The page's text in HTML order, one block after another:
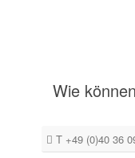
Wie
T +49 (0)40 36